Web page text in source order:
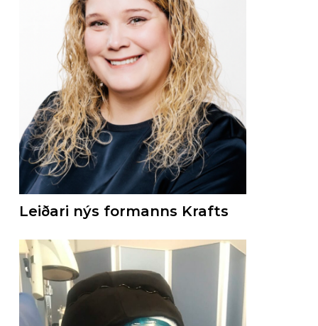
Leiðari nýs formanns Krafts